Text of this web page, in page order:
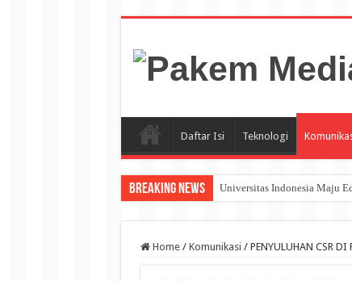
Daftar Isi Teknologi
Breaking News Universitas Indonesia Maju
Home / Komunikasi / PENYULUHAN CSR DI